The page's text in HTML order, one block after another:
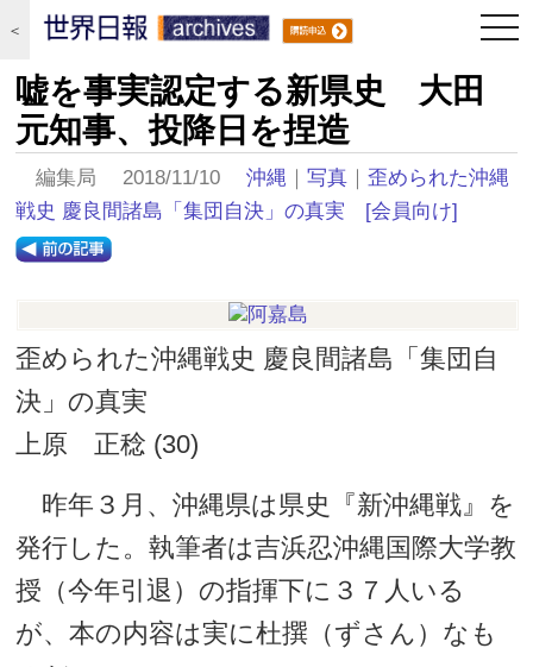
＜
嘘を事実認定する新県史 大田
元知事、投降日を捏造
編集局 2018/11/10沖縄 ｜写真 ｜歪められた沖縄
戦史 慶良間諸島「集団自決」の真実
[会員向け]
歪められた沖縄戦史 慶良間諸島「集団自
決」の真実
上原 正稔 (30)
昨年３月、沖縄県は県史『新沖縄戦』を
発行した。執筆者は吉浜忍沖縄国際大学教
授（今年引退）の指揮下に３７人いる
が、本の内容は実に杜撰（ずさん）なも